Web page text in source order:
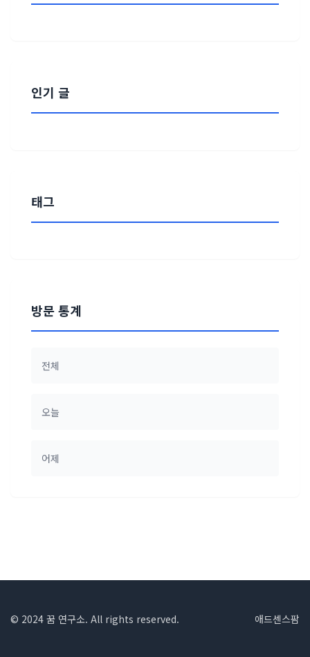
인기 글
태그
방문 통계
전체
오늘
어제
© 2024 꿈 연구소. All rights reserved. 애드센스팜